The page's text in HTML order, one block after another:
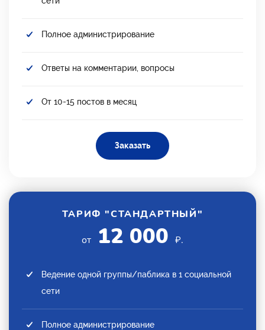
Полное администрирование
Ответы на комментарии, вопросы
От 10-15 постов в месяц
Заказать
ТАРИФ "СТАНДАРТНЫЙ"
от 12 000 ₽.
Ведение одной группы/паблика в 1 социальной
сети
Полное администрирование